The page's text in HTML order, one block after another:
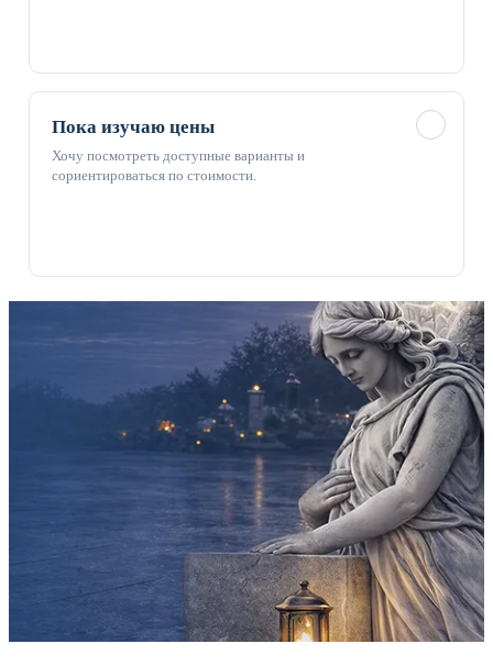
Пока изучаю цены
Хочу посмотреть доступные варианты и
сориентироваться по стоимости.